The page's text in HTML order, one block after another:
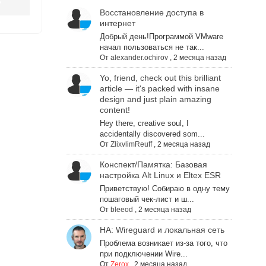
Восстановление доступа в
интернет
Добрый день!Программой VMware
начал пользоваться не так...
От alexander.ochirov, 2 месяца назад
Yo, friend, check out this brilliant
article — it's packed with insane
design and just plain amazing
content!
Hey there, creative soul, I
accidentally discovered som...
От ZlixvlimReuff, 2 месяца назад
Конспект/Памятка: Базовая
настройка Alt Linux и Eltex ESR
Приветствую! Собираю в одну тему
пошаговый чек-лист и ш...
От bleeod , 2 месяца назад
НА: Wireguard и локальная сеть
Проблема возникает из-за того, что
при подключении Wire...
От Zerox, 2 месяца назад